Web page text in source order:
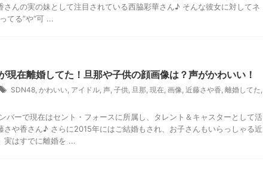
さんの実の妹として注目されている西脇彩華さん♪ そんな彼女に対してネ
てる”や“可 ...
現在離婚してた！旦那や子供の顔画像は？声がかわいい！
SDN48, かわいい, アイドル, 声, 子供, 旦那, 現在, 画像, 近藤さや香, 離婚してた,
バーで現在はセント・フォースに所属し、タレント＆キャスターとして活
さや香さん♪ さらに2015年にはご結婚もされ、お子さんもいらっしゃる近
実はすでに離婚を ...